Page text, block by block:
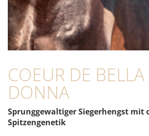
COEUR DE BELLA
DONNA
Sprunggewaltiger Siegerhengst mit
Spitzengenetik